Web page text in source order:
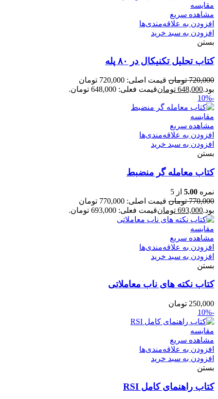
مقایسه
مشاهده سریع
افزودن به علاقه‌مندی‌ها
افزودن به سبد خرید
بستن
کتاب تحلیل تکنیکال در ۸۰ پله
720,000 تومان
قیمت اصلی: 720,000 تومان
بود.648,000 تومانقیمت فعلی: 648,000 تومان.
-10%
مقایسه
مشاهده سریع
افزودن به علاقه‌مندی‌ها
افزودن به سبد خرید
بستن
کتاب معامله گر منضبط
نمره 5.00 از 5
770,000 تومان
قیمت اصلی: 770,000 تومان
بود.693,000 تومانقیمت فعلی: 693,000 تومان.
مقایسه
مشاهده سریع
افزودن به علاقه‌مندی‌ها
افزودن به سبد خرید
بستن
کتاب نکته های ناب معاملاتی
250,000 تومان
-10%
مقایسه
مشاهده سریع
افزودن به علاقه‌مندی‌ها
افزودن به سبد خرید
بستن
کتاب راهنمای کامل RSI